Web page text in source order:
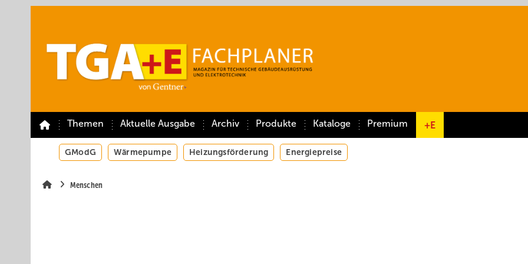
Themen Aktuelle Ausgabe Archiv Produkte Kataloge Premium +E
GModG Wärmepumpe Heizungsförderung Energiepreise
Menschen